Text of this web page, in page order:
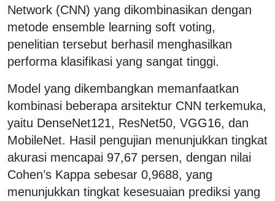
Network (CNN) yang dikombinasikan dengan
metode ensemble learning soft voting,
penelitian tersebut berhasil menghasilkan
performa klasifikasi yang sangat tinggi.
Model yang dikembangkan memanfaatkan
kombinasi beberapa arsitektur CNN terkemuka,
yaitu DenseNet121, ResNet50, VGG16, dan
MobileNet. Hasil pengujian menunjukkan tingkat
akurasi mencapai 97,67 persen, dengan nilai
Cohen’s Kappa sebesar 0,9688, yang
menunjukkan tingkat kesesuaian prediksi yang